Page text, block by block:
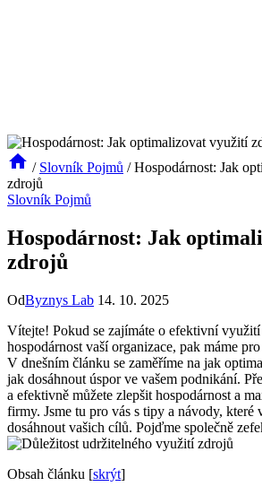
/ Slovník Pojmů / Hospodárnost: Jak
zdrojů
Slovník Pojmů
Hospodárnost: Jak
zdrojů
OdByznys Lab 14. 10. 2025
Vítejte! Pokud se zajímáte o efektivní
hospodárnost vaší organizace, pak máme
V dnešním článku se zaměříme na jak
jak dosáhnout úspor ve vašem podnikání.
a efektivně můžete zlepšit hospodárnost a
firmy. Jsme tu pro vás s tipy a návody, které
dosáhnout vašich cílů. Pojďme společně
Obsah článku [skrýt]